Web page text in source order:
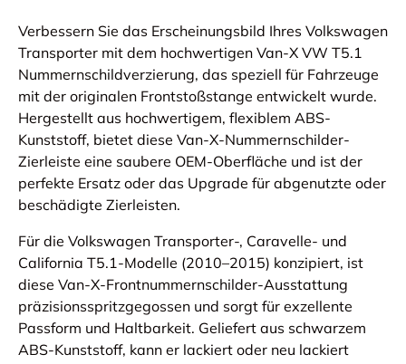
Verbessern Sie das Erscheinungsbild Ihres Volkswagen
Transporter mit dem hochwertigen Van-X VW T5.1
Nummernschildverzierung, das speziell für Fahrzeuge
mit der originalen Frontstoßstange entwickelt wurde.
Hergestellt aus hochwertigem, flexiblem ABS-
Kunststoff, bietet diese Van-X-Nummernschilder-
Zierleiste eine saubere OEM-Oberfläche und ist der
perfekte Ersatz oder das Upgrade für abgenutzte oder
beschädigte Zierleisten.
Für die Volkswagen Transporter-, Caravelle- und
California T5.1-Modelle (2010–2015) konzipiert, ist
diese Van-X-Frontnummernschilder-Ausstattung
präzisionsspritzgegossen und sorgt für exzellente
Passform und Haltbarkeit. Geliefert aus schwarzem
ABS-Kunststoff, kann er lackiert oder neu lackiert